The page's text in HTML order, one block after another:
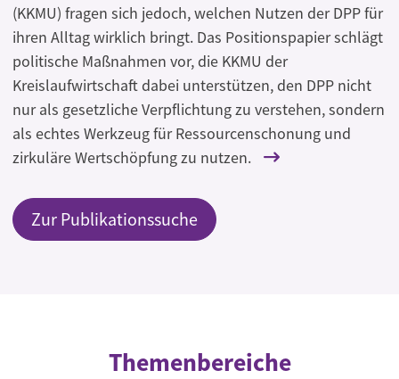
(KKMU) fragen sich jedoch, welchen Nutzen der DPP für
ihren Alltag wirklich bringt. Das Positionspapier schlägt
politische Maßnahmen vor, die KKMU der
Kreislaufwirtschaft dabei unterstützen, den DPP nicht
nur als gesetzliche Verpflichtung zu verstehen, sondern
als echtes Werkzeug für Ressourcenschonung und
zirkuläre Wertschöpfung zu nutzen.
Zur Publikationssuche
Themenbereiche